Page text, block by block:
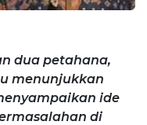
dua petahana,
menunjukkan
ide
di